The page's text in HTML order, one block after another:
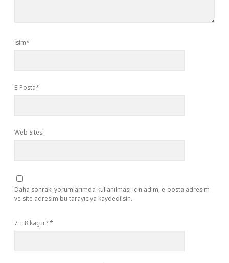
İsim*
E-Posta*
Web Sitesi
Daha sonraki yorumlarımda kullanılması için adım, e-posta adresim
ve site adresim bu tarayıcıya kaydedilsin.
7 + 8 kaçtır?*